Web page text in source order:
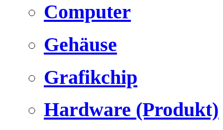
Computer
Gehäuse
Grafikchip
Hardware (Produkt)